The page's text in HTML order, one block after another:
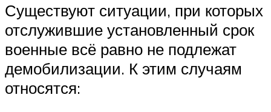
Существуют ситуации, при которых
отслужившие установленный срок
военные всё равно не подлежат
демобилизации. К этим случаям
относятся: